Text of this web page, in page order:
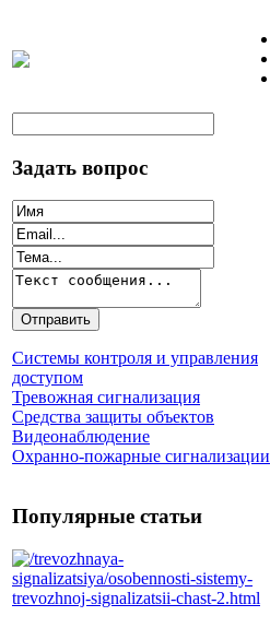
Задать вопрос
Системы контроля и управления
доступом
Тревожная сигнализация
Средства защиты объектов
Видеонаблюдение
Охранно-пожарные сигнализации
Популярные статьи